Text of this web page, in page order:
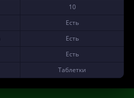
10
Есть
Есть
Есть
Таблетки